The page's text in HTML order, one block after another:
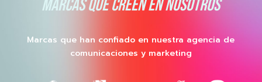
MARCAS QUE CREEN EN NOSOTROS
Marcas que han confiado en nuestra agencia de
comunicaciones y marketing